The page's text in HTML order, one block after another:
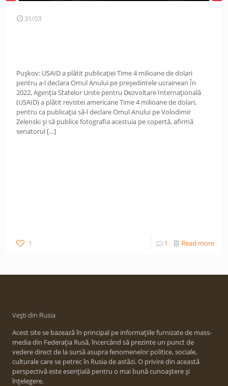
31/03
Pușkov: USAID a plătit publicației Time 4 milioane de dolari
pentru a-l declara Omul Anului pe președintele ucrainean În
2022, Agenția Statelor Unite pentru Dezvoltare Internațională
(USAID) a plătit revistei americane Time 4 milioane de dolari,
pentru ca publicația să-l declare Omul Anului pe Volodimir
Zelenski și să publice fotografia acestuia pe copertă, afirmă
senatorul […]
1 1 Read more
Vești din Rusia
Acest site se bazează în principal pe informațiile furnizate de mass-
media din Federația Rusă, încercând să prezinte un punct de
vedere direct de la sursă asupra fenomenelor politice, sociale,
culturale care se petrec în Rusia de astăzi. O privire din această
perspectivă este esențială pentru o mai bună cunoaștere și
înțelegere.